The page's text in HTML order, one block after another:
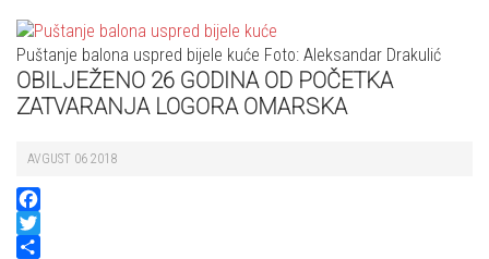
Puštanje balona uspred bijele kuće Foto: Aleksandar Drakulić
OBILJEŽENO 26 GODINA OD POČETKA
ZATVARANJA LOGORA OMARSKA
AVGUST 06 2018
Facebook
Twitter